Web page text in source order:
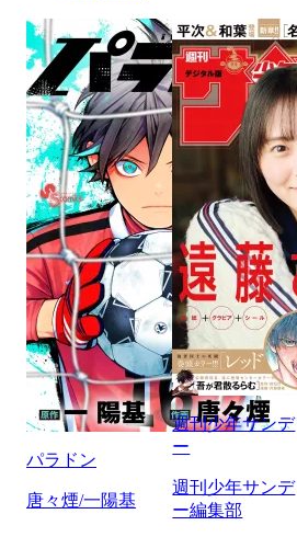
パラドン
唐々煙/一陽基
週刊少年サンデ
ー
週刊少年サンデ
ー編集部